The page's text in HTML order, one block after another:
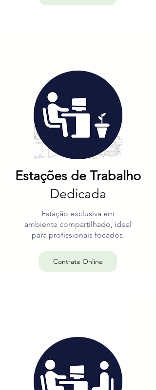
Estações de Trabalho
Dedicada
Estação exclusiva em
ambiente compartilhado, ideal
para profissionais focados.​​​
Contrate Online